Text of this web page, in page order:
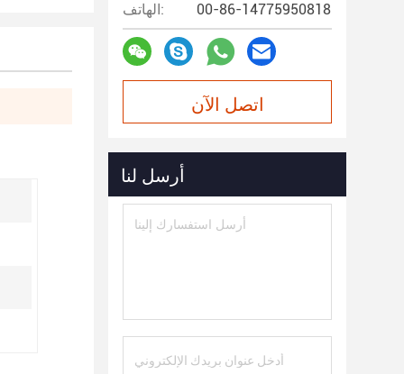
الهاتف: 00-86-14775950818
اتصل الآن
أرسل لنا